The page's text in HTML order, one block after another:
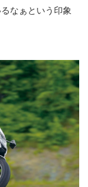
なぁという印象